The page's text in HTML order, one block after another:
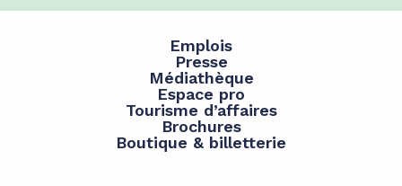
Emplois
Presse
Médiathèque
Espace pro
Tourisme d’affaires
Brochures
Boutique & billetterie